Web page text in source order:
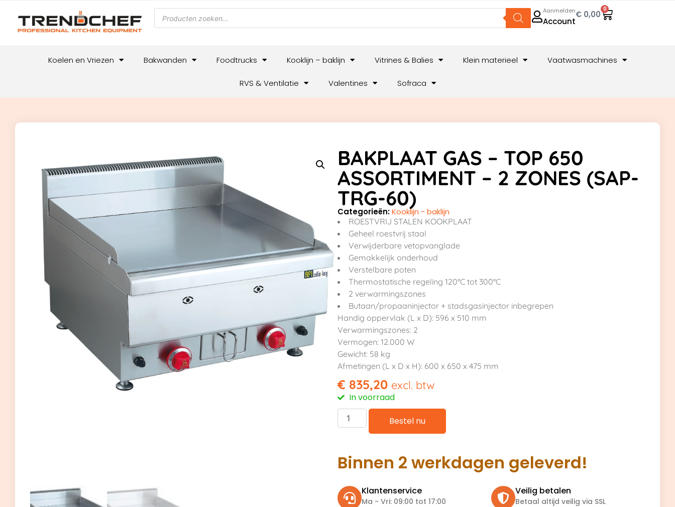
Aanmelden
Account
€ 0,00
0
Koelen en Vriezen Bakwanden Foodtrucks Kooklijn – baklijn Vitrines & Balies Klein materieel Vaatwasmachines
RVS & Ventilatie Valentines Sofraca
BAKPLAAT GAS – TOP 650
ASSORTIMENT – 2 ZONES (SAP-
TRG-60)
Categorieën:Kooklijn - baklijn
ROESTVRIJ STALEN KOOKPLAAT
Geheel roestvrij staal
Verwijderbare vetopvanglade
Gemakkelijk onderhoud
Verstelbare poten
Thermostatische regeling 120°C tot 300°C
2 verwarmingszones
Butaan/propaaninjector + stadsgasinjector inbegrepen
Handig oppervlak (L x D): 596 x 510 mm
Verwarmingszones: 2
Vermogen: 12.000 W
Gewicht: 58 kg
Afmetingen (L x D x H): 600 x 650 x 475 mm
€ 835,20 excl. btw
In voorraad
Bestel nu
Binnen 2 werkdagen geleverd!
Klantenservice
Ma - Vri: 09:00 tot 17:00
Veilig betalen
Betaal altijd veilig via SSL